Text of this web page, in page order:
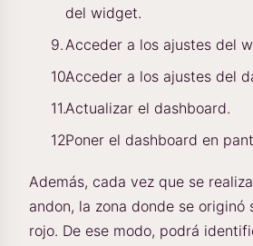
del widget.
Acceder a los ajustes del
Acceder a los ajustes del
Actualizar el dashboard.
Poner el dashboard en
Además, cada vez que se
andon, la zona donde se originó
rojo. De ese modo, podrá